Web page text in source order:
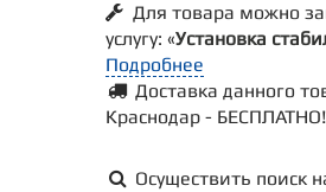
Для товара можно
услугу: «Установка
Подробнее
Доставка данного
Краснодар - БЕСПЛАТНО!
Осуществить поиск